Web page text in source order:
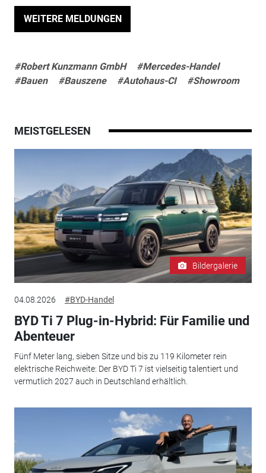
WEITERE MELDUNGEN
#Robert Kunzmann GmbH
#Mercedes-Handel
#Bauen
#Bauszene #Autohaus-CI #Showroom
MEISTGELESEN
Bildergalerie
04.08.2026 #BYD-Handel
BYD Ti 7 Plug-in-Hybrid: Für Familie und
Abenteuer
Fünf Meter lang, sieben Sitze und bis zu 119 Kilometer rein
elektrische Reichweite: Der BYD Ti 7 ist vielseitig talentiert und
vermutlich 2027 auch in Deutschland erhältlich.